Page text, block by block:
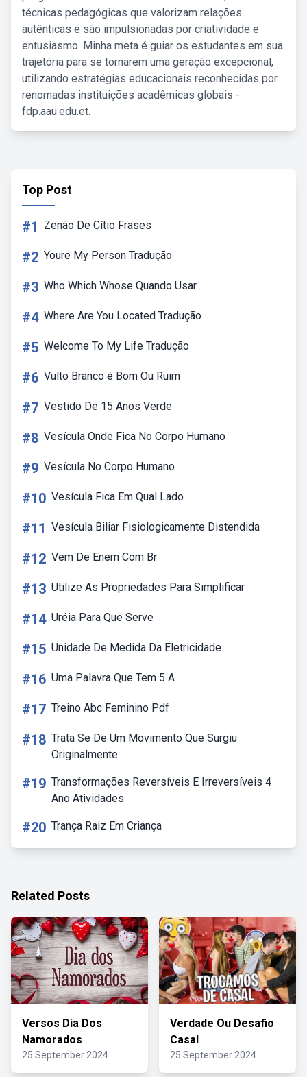
técnicas pedagógicas que valorizam relações
autênticas e são impulsionadas por criatividade e
entusiasmo. Minha meta é guiar os estudantes em sua
trajetória para se tornarem uma geração excepcional,
utilizando estratégias educacionais reconhecidas por
renomadas instituições acadêmicas globais -
fdp.aau.edu.et.
Top Post
#1 Zenão De Cítio Frases
#2 Youre My Person Tradução
#3 Who Which Whose Quando Usar
#4 Where Are You Located Tradução
#5 Welcome To My Life Tradução
#6 Vulto Branco é Bom Ou Ruim
#7 Vestido De 15 Anos Verde
#8 Vesícula Onde Fica No Corpo Humano
#9 Vesícula No Corpo Humano
#10 Vesícula Fica Em Qual Lado
#11 Vesícula Biliar Fisiologicamente Distendida
#12 Vem De Enem Com Br
#13 Utilize As Propriedades Para Simplificar
#14 Uréia Para Que Serve
#15 Unidade De Medida Da Eletricidade
#16 Uma Palavra Que Tem 5 A
#17 Treino Abc Feminino Pdf
#18 Trata Se De Um Movimento Que Surgiu
Originalmente
#19 Transformações Reversíveis E Irreversíveis 4
Ano Atividades
#20 Trança Raiz Em Criança
Related Posts
Versos Dia Dos
Namorados
25 September 2024
Verdade Ou Desafio
Casal
25 September 2024